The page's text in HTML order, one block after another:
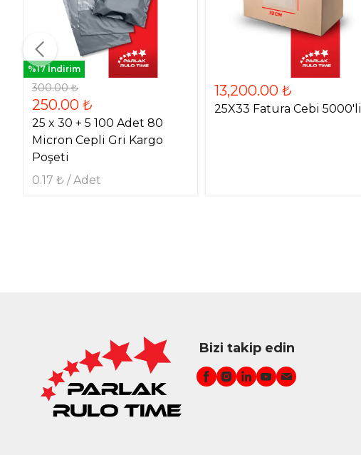
%17 İndirim
300.00 ₺
250.00 ₺
25 x 30 + 5 100 Adet 80
Micron Cepli Gri Kargo
Poşeti
0.17 ₺ / Adet
13,200.00 ₺
25X33 Fatura Cebi 5000'li
Bizi takip edin